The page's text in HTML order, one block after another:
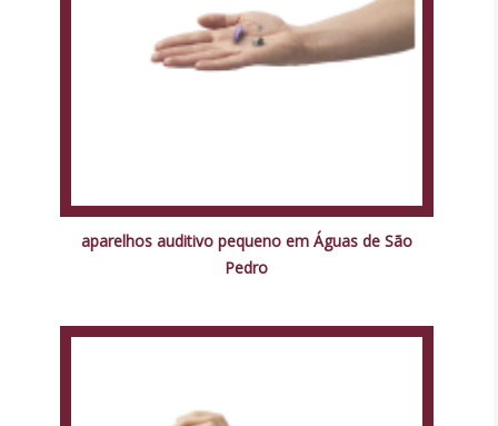
aparelhos auditivo pequeno em Águas de São
Pedro